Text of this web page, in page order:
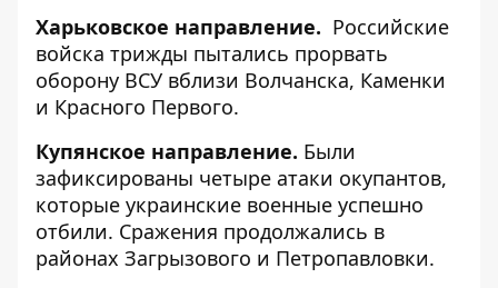
Харьковское направление. Российские
войска трижды пытались прорвать
оборону ВСУ вблизи Волчанска, Каменки
и Красного Первого.
Купянское направление. Были
зафиксированы четыре атаки окупантов,
которые украинские военные успешно
отбили. Сражения продолжались в
районах Загрызового и Петропавловки.